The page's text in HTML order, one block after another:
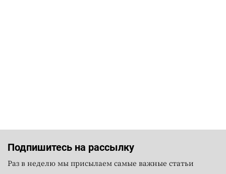
Подпишитесь на рассылку
Раз в неделю мы присылаем самые важные статьи